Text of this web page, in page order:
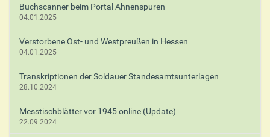
Buchscanner beim Portal Ahnenspuren
04.01.2025
Verstorbene Ost- und Westpreußen in Hessen
04.01.2025
Transkriptionen der Soldauer Standesamtsunterlagen
28.10.2024
Messtischblätter vor 1945 online (Update)
22.09.2024